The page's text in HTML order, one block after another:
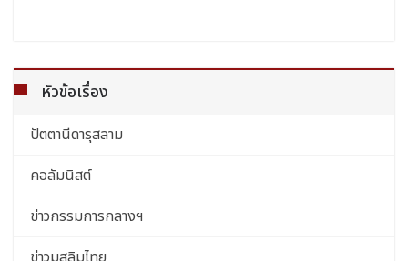
หัวข้อเรื่อง
ปัตตานีดารุสลาม
คอลัมนิสต์
ข่าวกรรมการกลางฯ